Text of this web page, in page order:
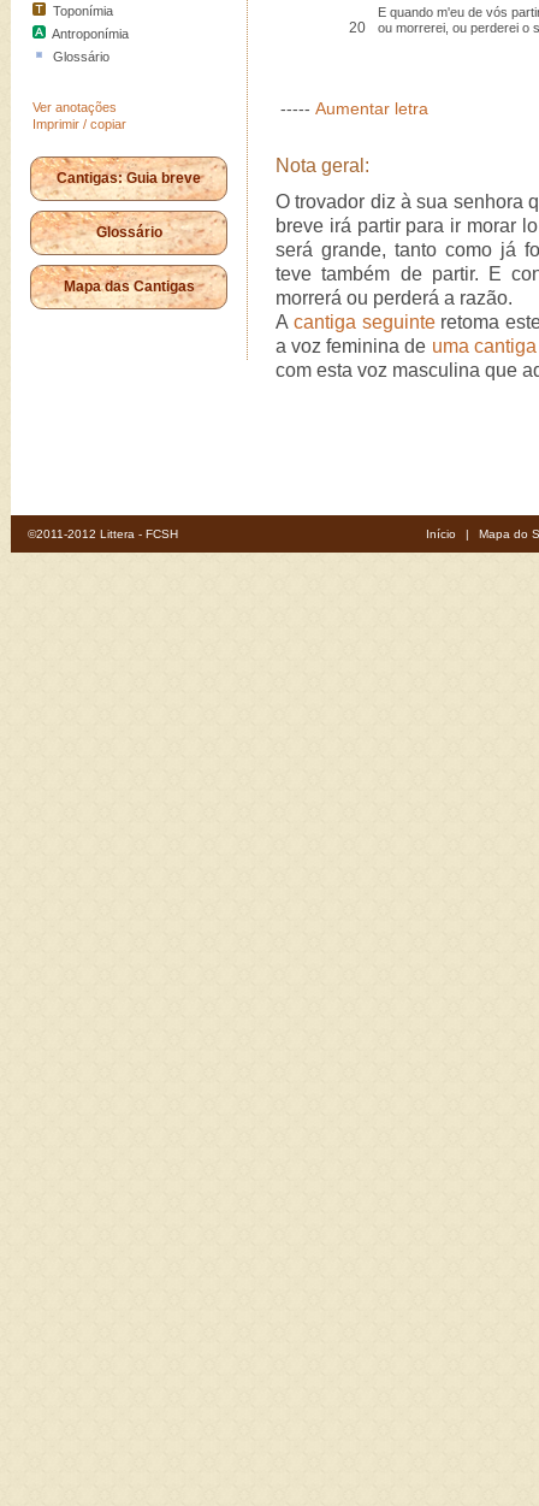
Toponímia
Antroponímia
Glossário
Ver anotações
Imprimir / copiar
Cantigas: Guia breve
Glossário
Mapa das Cantigas
E quando m'eu de vós
20 ou morrerei, ou perderei o
----- Aumentar letra
Nota geral:
O trovador diz à sua senhora
breve irá partir para ir morar
será grande, tanto como já
teve também de partir. E
morrerá ou perderá a razão.
A cantiga seguinteretoma
a voz feminina de uma
com esta voz masculina que
©2011-2012 Littera - FCSH Início | Mapa do